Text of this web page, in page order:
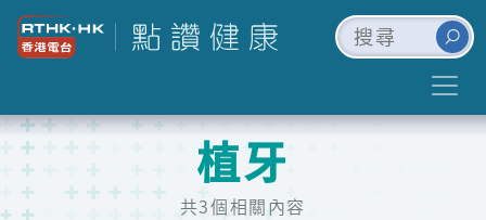
植牙
共3個相關內容